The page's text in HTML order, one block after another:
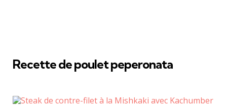
Recette de poulet peperonata